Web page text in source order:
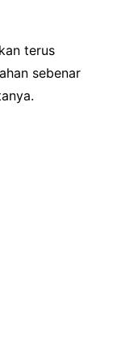
terus
sebenar